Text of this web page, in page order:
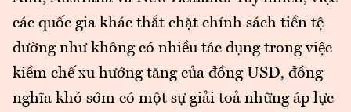
các quốc gia khác thắt chặt chính sách tiền tệ
dường như không có nhiều tác dụng trong việc
kiềm chế xu hướng tăng của đồng USD, đồng
nghĩa khó sớm có một sự giải toả những áp lực